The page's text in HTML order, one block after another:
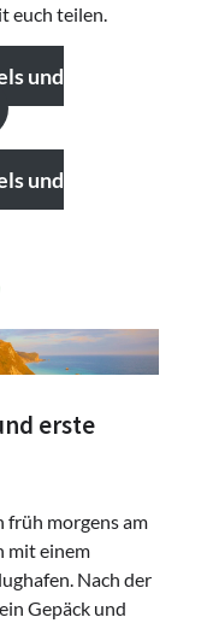
euch teilen.
und
und
erste
früh morgens am
mit einem
Nach der
Gepäck und